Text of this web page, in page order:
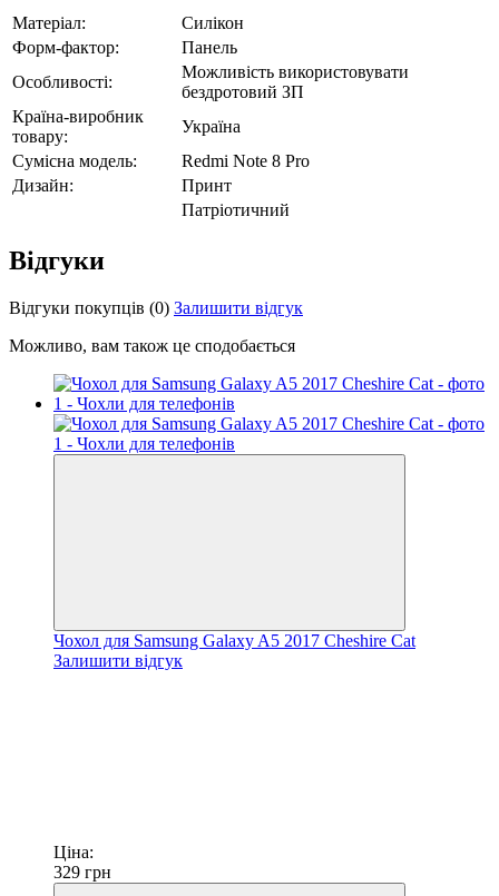
Матеріал:
Силікон
Форм-фактор:
Панель
Особливості:
Можливість використовувати
бездротовий ЗП
Країна-виробник
товару:
Україна
Сумісна модель:
Redmi Note 8 Pro
Дизайн:
Принт
Патріотичний
Відгуки
Відгуки покупців (0) Залишити відгук
Можливо, вам також це сподобається
Чохол для Samsung Galaxy A5 2017 Cheshire Cat
Залишити відгук
Ціна:
329 грн